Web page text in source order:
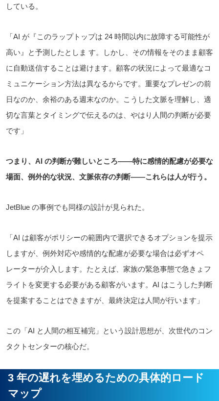
している。
「AI が『このラップトップは 24 時間以内に故障する可能性が
高い』と予測したとしま す。しかし、その情報をそのまま顧客
に自動送信することは避けます。顧客の状況によって最適なコ
ミュニケーション方法は異なるからです。重要なプレゼンの前
日なのか、余裕のある週末なのか。こうした文脈を理解し、適
切な言葉とタイミングで伝えるのは、やはり人間の判断が必要
です」
つまり、AI の判断が難しいところ――特に感情的配慮が必要な
場面、例外的な状況、文脈依存の判断――これらは人が行う。
JetBlue の事例でも同様の設計が見られた。
「AI は顧客がポリシーの範囲内で選択できるオプションを提示
しますが、例外対応や感情的な配慮が必要な場合は必ずオペ
レーターが介入します。たとえば、家族の緊急事態で急きょフ
ライトを変更する必要がある顧客がいます。AI はこうした判断
を提案することはできますが、最終決定は人間が行います」
この「AI と人間の相互補完」という設計思想が、次世代のコン
タクトセンターの核心だ。
3 年の遅れを埋めるための具体的ロード
マップ